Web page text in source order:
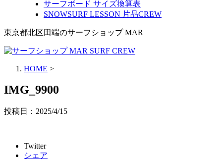
サーフボード サイズ換算表
SNOWSURF LESSON 片品CREW
東京都北区田端のサーフショップ MAR
HOME >
IMG_9900
投稿日： 2025/4/15
Twitter
シェア